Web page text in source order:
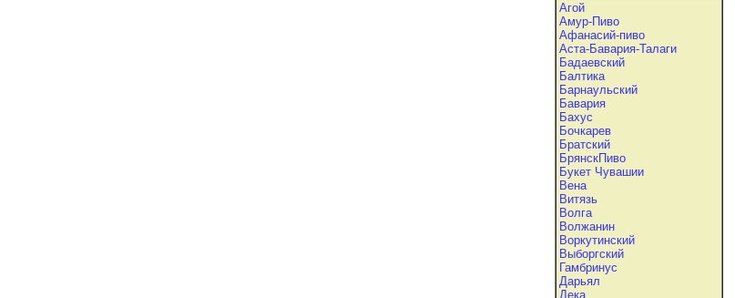
Агой
Амур-Пиво
Афанасий-пиво
Аста-Бавария-Талаги
Бадаевский
Балтика
Барнаульский
Бавария
Бахус
Бочкарев
Братский
БрянскПиво
Букет Чувашии
Вена
Витязь
Волга
Волжанин
Воркутинский
Выборгский
Гамбринус
Дарьял
Дека